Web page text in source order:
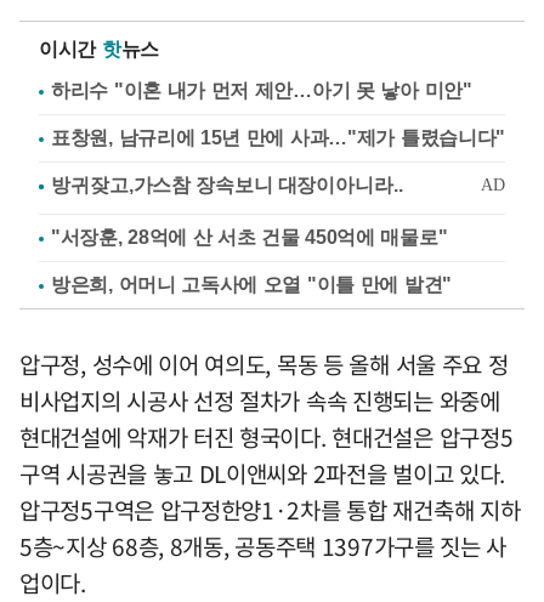
이시간 핫뉴스
하리수 "이혼 내가 먼저 제안…아기 못 낳아 미안"
표창원, 남규리에 15년 만에 사과…"제가 틀렸습니다"
"서장훈, 28억에 산 서초 건물 450억에 매물로"
방은희, 어머니 고독사에 오열 "이틀 만에 발견"
압구정, 성수에 이어 여의도, 목동 등 올해 서울 주요 정
비사업지의 시공사 선정 절차가 속속 진행되는 와중에
현대건설에 악재가 터진 형국이다. 현대건설은 압구정5
구역 시공권을 놓고 DL이앤씨와 2파전을 벌이고 있다.
압구정5구역은 압구정한양1·2차를 통합 재건축해 지하
5층~지상 68층, 8개동, 공동주택 1397가구를 짓는 사
업이다.